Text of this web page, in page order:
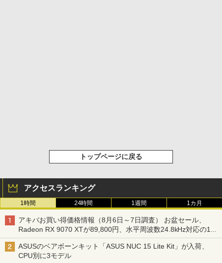
トップページに戻る
アクセスランキング
1時間 24時間 1週間 1カ月
アキバお買い得価格情報（8月6日～7日調査） お盆セール、
Radeon RX 9070 XTが89,800円、水平周波数24.8kHz対応の17
型モニターが9,801円、暑さ指数連動セール ほか
ASUSのベアボーンキット「ASUS NUC 15 Lite Kit」が入荷、
CPU別に3モデル